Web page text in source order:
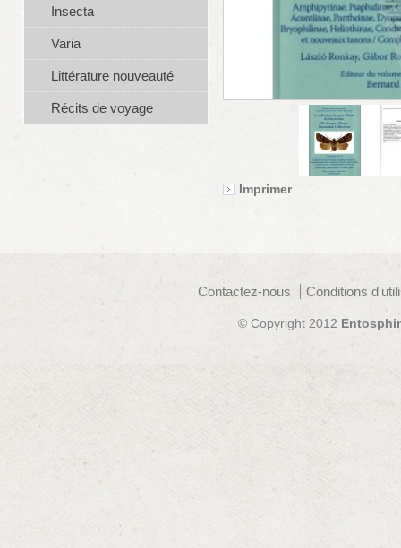
Imprimer
Insecta
Varia
Littérature nouveauté
Récits de voyage
Contactez-nous Conditions
© Copyright 2012